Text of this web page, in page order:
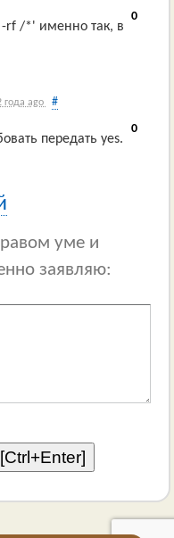
0
-rf /*' именно так, в
года ago
#
0
передать yes.
уме и
заявляю: